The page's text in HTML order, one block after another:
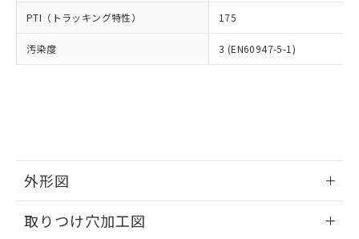
PTI（トラッキング特性） 175
汚染度 3 (EN60947-5-1)
外形図
取りつけ穴加工図
※当社の共同利用者とは、"個人情報
の「1.共同利
用者の範囲」に記載されている法人を
EU RoHS指令（10物質）の非含有証明書
51物質の非含有証明書（当社基準）
※本証明書は発行日時点で非含有を証明す
るもので、過去に遡って非含有を証明する
していることから、特段のことがない限
り、2022年1月12日より割愛しておりま
す。